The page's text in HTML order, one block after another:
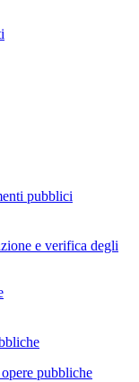
pubblici
e verifica degli
pubbliche